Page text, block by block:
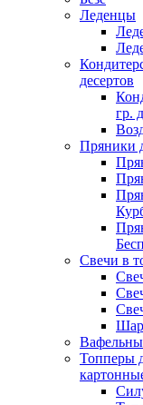
Леденцы
десертов
гр.
Пряники
Свечи в
Топперы